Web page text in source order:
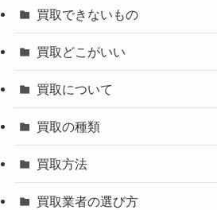
買取できないもの
買取どこがいい
買取について
買取の種類
買取方法
買取業者の選び方